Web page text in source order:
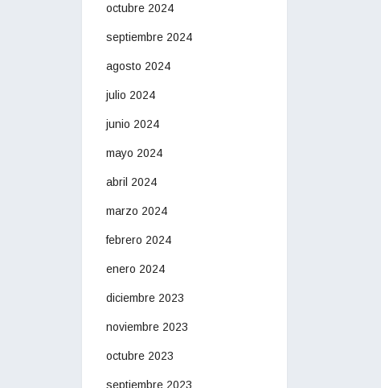
octubre 2024
septiembre 2024
agosto 2024
julio 2024
junio 2024
mayo 2024
abril 2024
marzo 2024
febrero 2024
enero 2024
diciembre 2023
noviembre 2023
octubre 2023
septiembre 2023